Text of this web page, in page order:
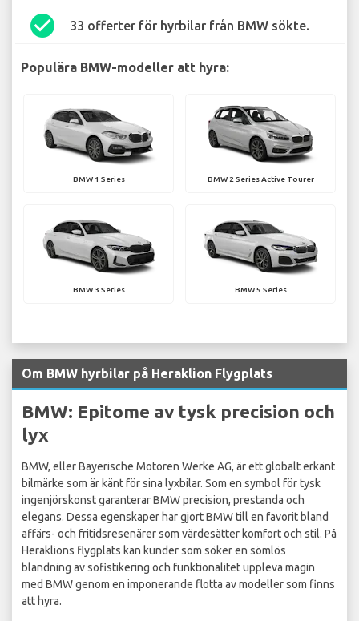
check_circle 33 offerter för hyrbilar från BMW sökte.
Populära BMW-modeller att hyra:
BMW 1 Series BMW 2 Series Active Tourer
BMW 3 Series BMW 5 Series
Om BMW hyrbilar på Heraklion Flygplats
BMW: Epitome av tysk precision och
lyx
BMW, eller Bayerische Motoren Werke AG, är ett globalt erkänt
bilmärke som är känt för sina lyxbilar. Som en symbol för tysk
ingenjörskonst garanterar BMW precision, prestanda och
elegans. Dessa egenskaper har gjort BMW till en favorit bland
affärs- och fritidsresenärer som värdesätter komfort och stil. På
Heraklions flygplats kan kunder som söker en sömlös
blandning av sofistikering och funktionalitet uppleva magin
med BMW genom en imponerande flotta av modeller som finns
att hyra.